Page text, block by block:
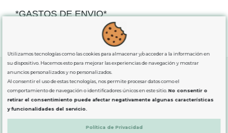
*GASTOS DE ENVIO*
para comprassuperiores a 80€
exclusiva para la peninsula.
SOBRE NOSOTROS
LEGAL
Utilizamos tecnologías como las cookies para almacenar y/o acceder a la información en
su dispositivo. Hacemos esto para mejorar las experiencias de navegación y mostrar
anuncios personalizados y no personalizados.
Al consentir el uso de estas tecnologías, nos permite procesar datos como el
comportamiento de navegación o identificadores únicos en este sitio.No consentir o
retirar el consentimiento puede afectar negativamente algunas características
y funcionalidades del servicio.
Política de Privacidad